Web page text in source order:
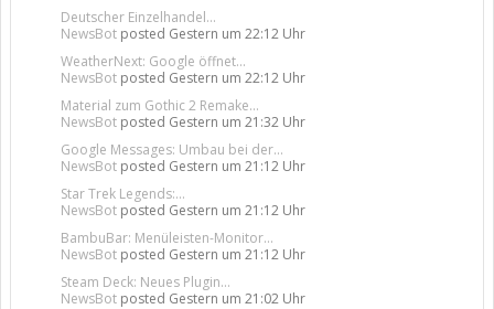
Deutscher Einzelhandel...
NewsBot posted Gestern um 22:12 Uhr
WeatherNext: Google öffnet...
NewsBot posted Gestern um 22:12 Uhr
Material zum Gothic 2 Remake...
NewsBot posted Gestern um 21:32 Uhr
Google Messages: Umbau bei der...
NewsBot posted Gestern um 21:12 Uhr
Star Trek Legends:...
NewsBot posted Gestern um 21:12 Uhr
BambuBar: Menüleisten-Monitor...
NewsBot posted Gestern um 21:12 Uhr
Steam Deck: Neues Plugin...
NewsBot posted Gestern um 21:02 Uhr